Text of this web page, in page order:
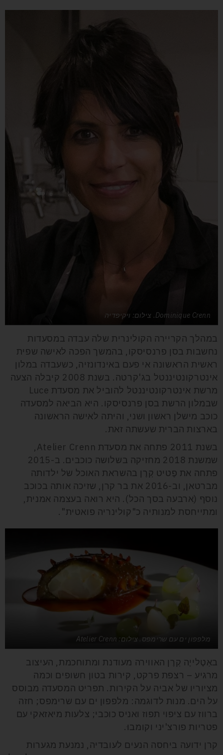
Dominique Crenn. צילום: ויקיפדיה
במהלך הקריירה הקולינרית שלה עבדה במסעדות
נחשבות בסן פרנסיסקו, בהמשך הפכה לאישה שפית
ראשית הראשונה אי פעם באינדונזיה, כשעבדה במלון
אינטרקונטיננטל בג'קרטה. בשנת 2008 קיבלה הצעה
מרשת אינטרקונטיננטל להוביל את מסעדת Luce
שבמלון הרשת בסן פרנסיסקו. היא הביאה למסעדה
כוכב מישלן ראשון ושני, והיתה לאישה הראשונה
בארצות הברית שעשתה זאת.
בשנת 2011 פתחה את מסעדת Atelier Crenn,
שמשנת 2018 מחזיקה בשלושה כוכבים. ב-2015
פתחה את פֶטיט קְרֶן בהשראת האוכל של ילדותה
מברטאן, וב-2016 את בר קרן, שזיכה אותה בכוכב
נוסף (ארבעה בסך הכל). היא רואה בעצמה אמנית,
ומתייחסת למנותיה כ"קולינריה פואטית".
מלפפון ים עם שרימפס. צילום: Atelier Crenn
באַטֶלייֶה קְרֶן האווירה מעודנת ומתוחכמת, העיצוב
מרגיע – רצפת פרקט, קירות בטון חשופים וכמה
מציוריו של אביה על הקירות. תפריט המסעדה מבוסס
על הים. מנות לדוגמה: מלפפון ים עם שרימפס; חזה
ברווז עם ציפוי תפוז ואניס כוכבי; צלעות מיאזאקי עם
פטריות פורצ'יני וקומבוּ.
קרן ידועה ביחסה הנעים לעובדיה, נמנעת מגערות